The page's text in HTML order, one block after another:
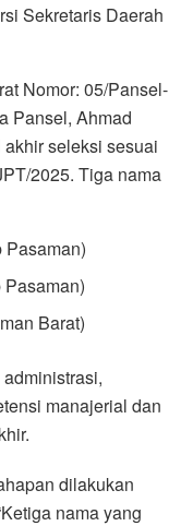
Sekretaris Daerah
Nomor: 05/Pansel-
Pansel, Ahmad
seleksi sesuai
2025. Tiga nama
Pasaman)
Barat)
manajerial dan
dilakukan
nama yang